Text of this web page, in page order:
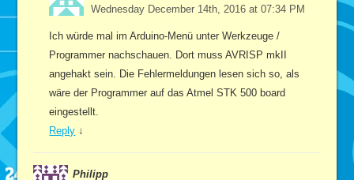
Wednesday December 14th, 2016 at 07:34 PM
Ich würde mal im Arduino-Menü unter Werkzeuge /
Programmer nachschauen. Dort muss AVRISP mkII
angehakt sein. Die Fehlermeldungen lesen sich so, als
wäre der Programmer auf das Atmel STK 500 board
eingestellt.
Reply ↓
Philipp